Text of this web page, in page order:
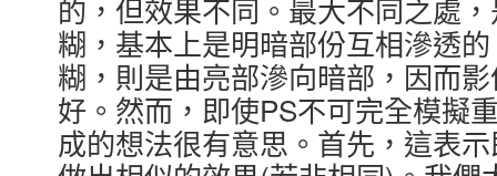
的，但效果不同。最大不同之處
糊，基本上是明暗部份互相滲透
糊，則是由亮部滲向暗部，因而
好。然而，即使PS不可完全模擬
成的想法很有意思。首先，這表